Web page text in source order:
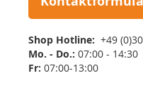
Shop Hotline: +49
Mo. - Do.: 07:00 - 14:30
Fr: 07:00-13:00